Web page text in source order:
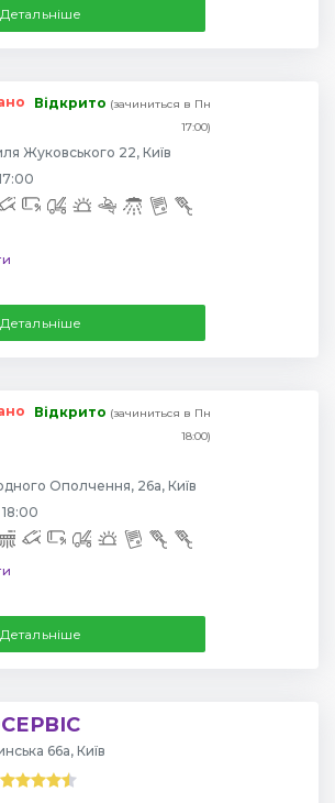
Детальніше
Відкрито (зачиниться в Пн
17:00)
Жуковського 22, Київ
Детальніше
Відкрито (зачиниться в Пн
18:00)
Ополчення, 26а, Київ
Детальніше
66а, Київ